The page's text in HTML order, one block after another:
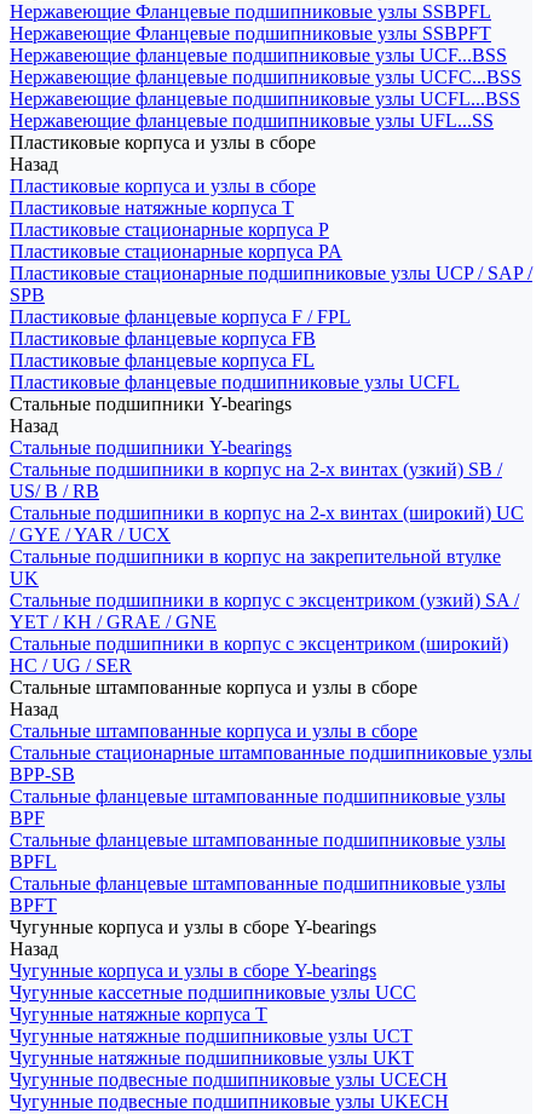
Нержавеющие Фланцевые подшипниковые узлы SSBPFL
Нержавеющие Фланцевые подшипниковые узлы SSBPFT
Нержавеющие фланцевые подшипниковые узлы UCF...BSS
Нержавеющие фланцевые подшипниковые узлы UCFC...BSS
Нержавеющие фланцевые подшипниковые узлы UCFL...BSS
Нержавеющие фланцевые подшипниковые узлы UFL...SS
Пластиковые корпуса и узлы в сборе
Назад
Пластиковые корпуса и узлы в сборе
Пластиковые натяжные корпуса T
Пластиковые стационарные корпуса P
Пластиковые стационарные корпуса PA
Пластиковые стационарные подшипниковые узлы UCP / SAP /
SPB
Пластиковые фланцевые корпуса F / FPL
Пластиковые фланцевые корпуса FB
Пластиковые фланцевые корпуса FL
Пластиковые фланцевые подшипниковые узлы UCFL
Стальные подшипники Y-bearings
Назад
Стальные подшипники Y-bearings
Стальные подшипники в корпус на 2-х винтах (узкий) SB /
US/ B / RB
Стальные подшипники в корпус на 2-х винтах (широкий) UC
/ GYE / YAR / UCX
Стальные подшипники в корпус на закрепительной втулке
UK
Стальные подшипники в корпус с эксцентриком (узкий) SA /
YET / KH / GRAE / GNE
Стальные подшипники в корпус с эксцентриком (широкий)
HC / UG / SER
Стальные штампованные корпуса и узлы в сборе
Назад
Стальные штампованные корпуса и узлы в сборе
Стальные стационарные штампованные подшипниковые узлы
BPP-SB
Стальные фланцевые штампованные подшипниковые узлы
BPF
Стальные фланцевые штампованные подшипниковые узлы
BPFL
Стальные фланцевые штампованные подшипниковые узлы
BPFT
Чугунные корпуса и узлы в сборе Y-bearings
Назад
Чугунные корпуса и узлы в сборе Y-bearings
Чугунные кассетные подшипниковые узлы UCC
Чугунные натяжные корпуса T
Чугунные натяжные подшипниковые узлы UCT
Чугунные натяжные подшипниковые узлы UKT
Чугунные подвесные подшипниковые узлы UCECH
Чугунные подвесные подшипниковые узлы UKECH